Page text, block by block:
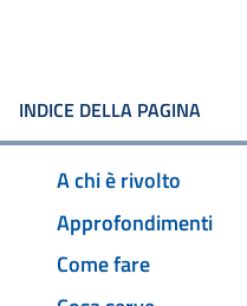
INDICE DELLA PAGINA
A chi è rivolto
Approfondimenti
Come fare